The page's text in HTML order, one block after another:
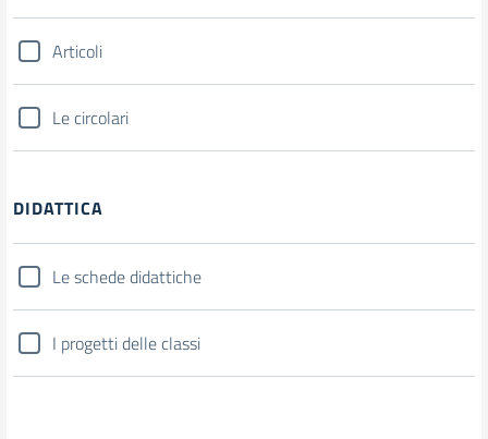
Articoli
Le circolari
DIDATTICA
Le schede didattiche
I progetti delle classi